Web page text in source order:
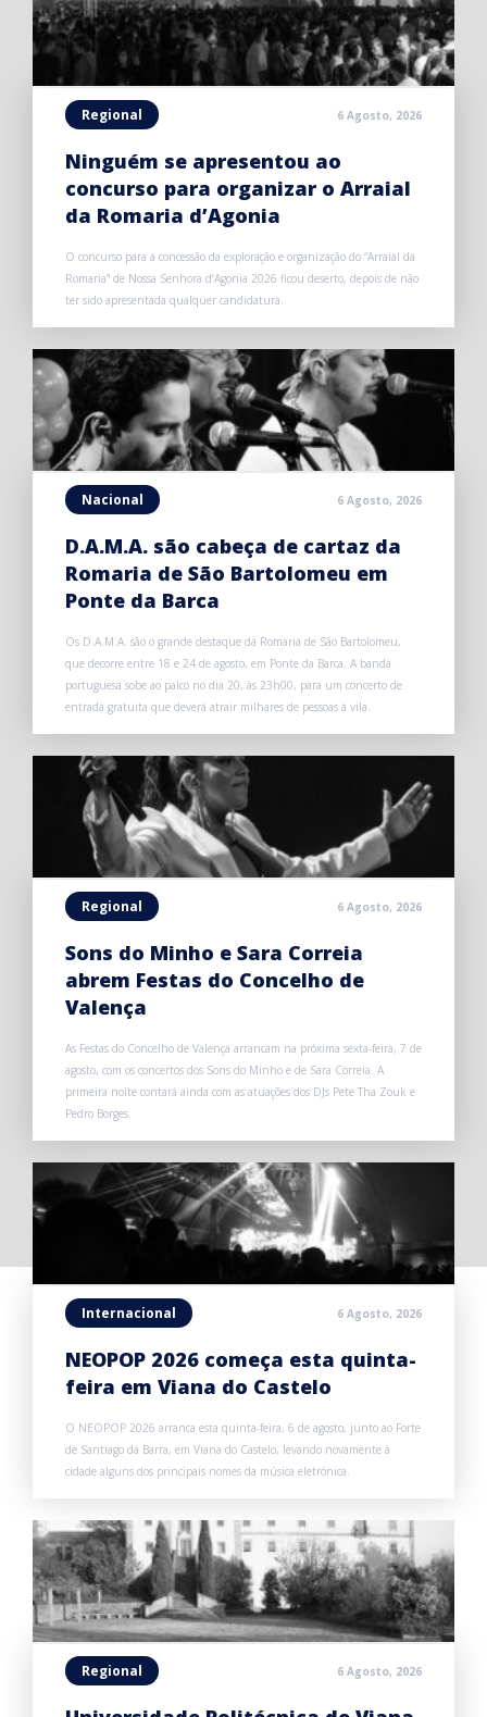
Regional 6 Agosto, 2026
Ninguém se apresentou ao
concurso para organizar o Arraial
da Romaria d’Agonia
O concurso para a concessão da exploração e organização do “Arraial da
Romaria” de Nossa Senhora d’Agonia 2026 ficou deserto, depois de não
ter sido apresentada qualquer candidatura.
Nacional 6 Agosto, 2026
D.A.M.A. são cabeça de cartaz da
Romaria de São Bartolomeu em
Ponte da Barca
Os D.A.M.A. são o grande destaque da Romaria de São Bartolomeu,
que decorre entre 18 e 24 de agosto, em Ponte da Barca. A banda
portuguesa sobe ao palco no dia 20, às 23h00, para um concerto de
entrada gratuita que deverá atrair milhares de pessoas à vila.
Regional 6 Agosto, 2026
Sons do Minho e Sara Correia
abrem Festas do Concelho de
Valença
As Festas do Concelho de Valença arrancam na próxima sexta-feira, 7 de
agosto, com os concertos dos Sons do Minho e de Sara Correia. A
primeira noite contará ainda com as atuações dos DJs Pete Tha Zouk e
Pedro Borges.
Internacional 6 Agosto, 2026
NEOPOP 2026 começa esta quinta-
feira em Viana do Castelo
O NEOPOP 2026 arranca esta quinta-feira, 6 de agosto, junto ao Forte
de Santiago da Barra, em Viana do Castelo, levando novamente à
cidade alguns dos principais nomes da música eletrónica.
Regional 6 Agosto, 2026